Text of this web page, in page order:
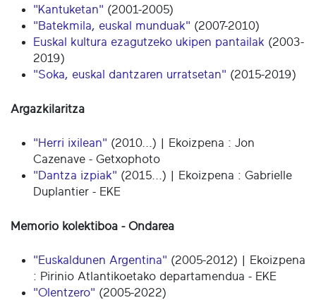
"Kantuketan" (2001-2005)
"Batekmila, euskal munduak" (2007-2010)
Euskal kultura ezagutzeko ukipen pantailak (2003-
2019)
"Soka, euskal dantzaren urratsetan" (2015-2019)
Argazkilaritza
"Herri ixilean" (2010...) | Ekoizpena : Jon
Cazenave - Getxophoto
"Dantza izpiak" (2015...) | Ekoizpena : Gabrielle
Duplantier - EKE
Memorio kolektiboa - Ondarea
"Euskaldunen Argentina" (2005-2012) | Ekoizpena
: Pirinio Atlantikoetako departamendua - EKE
"Olentzero" (2005-2022)